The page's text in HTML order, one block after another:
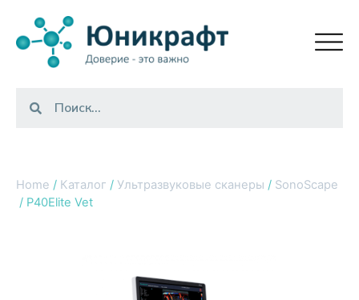
Home / Каталог / Ультразвуковые сканеры / SonoScape
/ P40Elite Vet